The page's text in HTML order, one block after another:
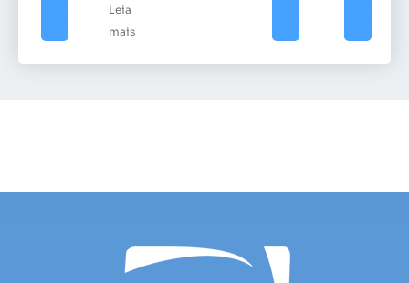
Leia
mais